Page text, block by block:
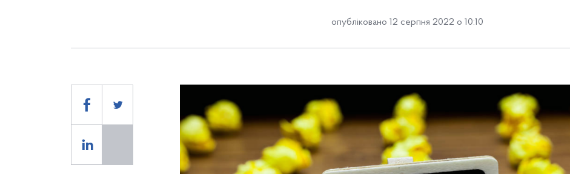
опубліковано 12 серпня 2022 о 10:10